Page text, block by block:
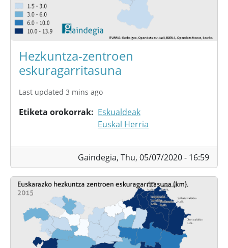
Hezkuntza-zentroen
eskuragarritasuna
Last updated 3 mins ago
Etiketa orokorrak
Eskualdeak
Euskal Herria
Gaindegia, Thu, 05/07/2020 - 16:59